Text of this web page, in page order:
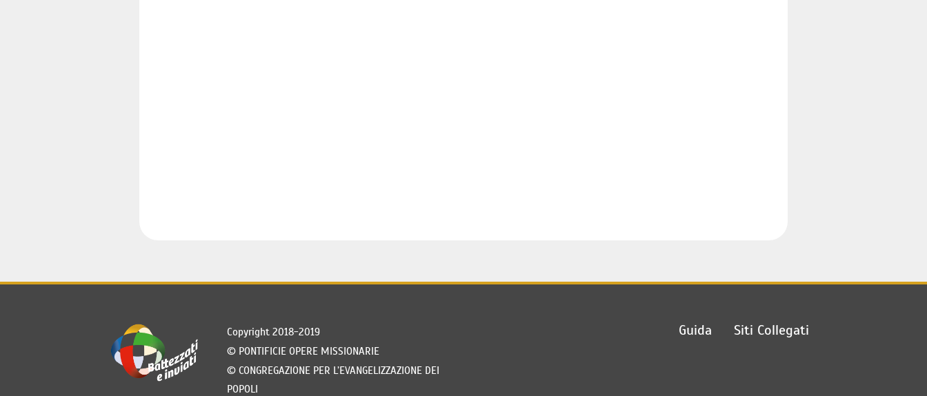
Copyright 2018-2019
© PONTIFICIE OPERE MISSIONARIE
© CONGREGAZIONE PER L’EVANGELIZZAZIONE DEI
POPOLI
Siti Collegati
Guida